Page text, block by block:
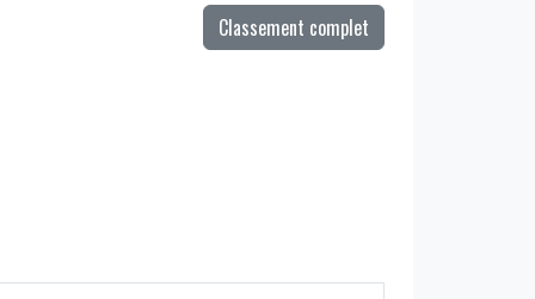
Classement complet